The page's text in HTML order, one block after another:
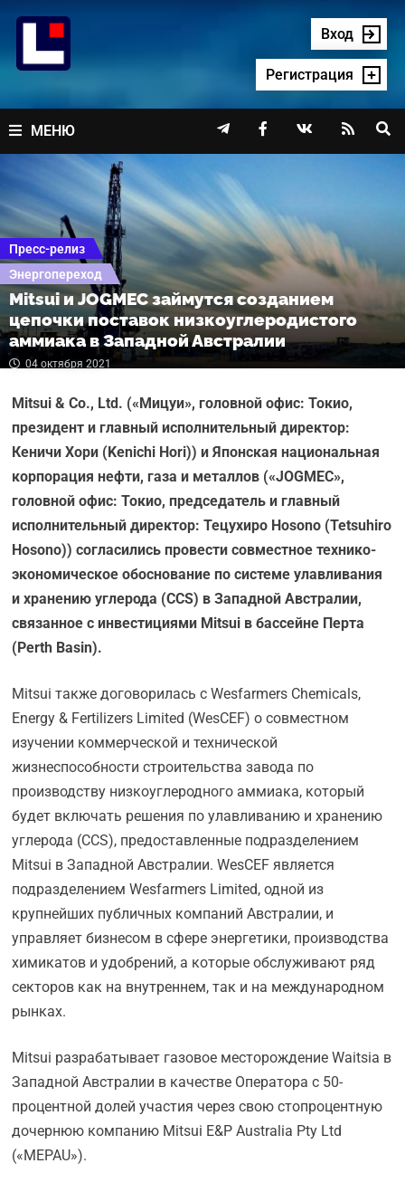
содержимому
Вход
Регистрация
МЕНЮ    
Пресс-релиз
Энергопереход
Mitsui и JOGMEC займутся созданием
цепочки поставок низкоуглеродистого
аммиака в Западной Австралии
04 октября 2021
Mitsui & Co., Ltd. («Мицуи», головной офис: Токио,
президент и главный исполнительный директор:
Кеничи Хори (Kenichi Hori)) и Японская национальная
корпорация нефти, газа и металлов («JOGMEC»,
головной офис: Токио, председатель и главный
исполнительный директор: Тецухиро Hosono (Tetsuhiro
Hosono)) согласились провести совместное технико-
экономическое обоснование по системе улавливания
и хранению углерода (CCS) в Западной Австралии,
связанное с инвестициями Mitsui в бассейне Перта
(Perth Basin).
Mitsui также договорилась с Wesfarmers Chemicals,
Energy & Fertilizers Limited (WesCEF) о совместном
изучении коммерческой и технической
жизнеспособности строительства завода по
производству низкоуглеродного аммиака, который
будет включать решения по улавливанию и хранению
углерода (CCS), предоставленные подразделением
Mitsui в Западной Австралии. WesCEF является
подразделением Wesfarmers Limited, одной из
крупнейших публичных компаний Австралии, и
управляет бизнесом в сфере энергетики, производства
химикатов и удобрений, а которые обслуживают ряд
секторов как на внутреннем, так и на международном
рынках.
Mitsui разрабатывает газовое месторождение Waitsia в
Западной Австралии в качестве Оператора с 50-
процентной долей участия через свою стопроцентную
дочернюю компанию Mitsui E&P Australia Pty Ltd
(«MEPAU»).